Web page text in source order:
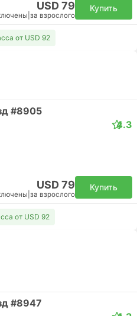
USD 79
за взрослого
Купить
от USD 92
#8905
4.3
USD 79
за взрослого
Купить
от USD 92
#8947